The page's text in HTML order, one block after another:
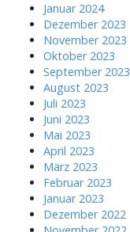
Januar 2024
Dezember 2023
November 2023
Oktober 2023
September 2023
August 2023
Juli 2023
Juni 2023
Mai 2023
April 2023
März 2023
Februar 2023
Januar 2023
Dezember 2022